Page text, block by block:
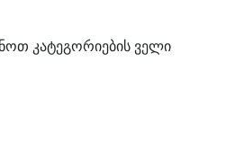
კატეგორიების ველი